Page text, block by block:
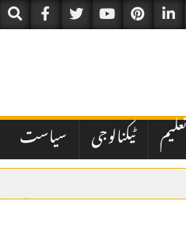
تعلیم ٹیکنالوجی سیاست
نے انتظامی اور قانونی پہلوؤں پر سوالات کھڑے